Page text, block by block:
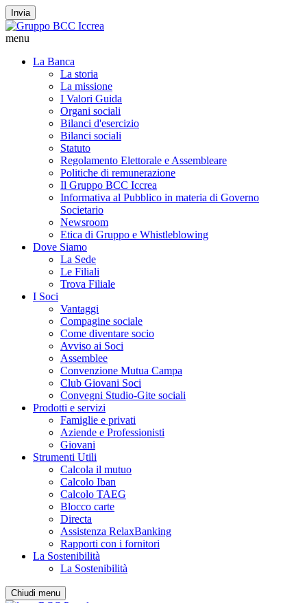
Invia
menu
La Banca
La storia
La missione
I Valori Guida
Organi sociali
Bilanci d'esercizio
Bilanci sociali
Statuto
Regolamento Elettorale e Assembleare
Politiche di remunerazione
Il Gruppo BCC Iccrea
Informativa al Pubblico in materia di Governo
Societario
Newsroom
Etica di Gruppo e Whistleblowing
Dove Siamo
La Sede
Le Filiali
Trova Filiale
I Soci
Vantaggi
Compagine sociale
Come diventare socio
Avviso ai Soci
Assemblee
Convenzione Mutua Campa
Club Giovani Soci
Convegni Studio-Gite sociali
Prodotti e servizi
Famiglie e privati
Aziende e Professionisti
Giovani
Strumenti Utili
Calcola il mutuo
Calcolo Iban
Calcolo TAEG
Blocco carte
Directa
Assistenza RelaxBanking
Rapporti con i fornitori
La Sostenibilità
La Sostenibilità
Chiudi menu